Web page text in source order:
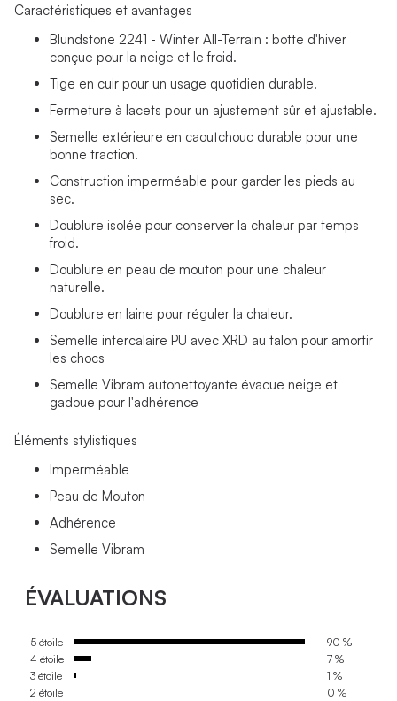
Caractéristiques et avantages
Blundstone 2241 - Winter All-Terrain : botte d'hiver
conçue pour la neige et le froid.
Tige en cuir pour un usage quotidien durable.
Fermeture à lacets pour un ajustement sûr et ajustable.
Semelle extérieure en caoutchouc durable pour une
bonne traction.
Construction imperméable pour garder les pieds au
sec.
Doublure isolée pour conserver la chaleur par temps
froid.
Doublure en peau de mouton pour une chaleur
naturelle.
Doublure en laine pour réguler la chaleur.
Semelle intercalaire PU avec XRD au talon pour amortir
les chocs
Semelle Vibram autonettoyante évacue neige et
gadoue pour l'adhérence
Éléments stylistiques
Imperméable
Peau de Mouton
Adhérence
Semelle Vibram
ÉVALUATIONS
5 étoile
90 %
4 étoile
7 %
3 étoile
1 %
2 étoile
0 %